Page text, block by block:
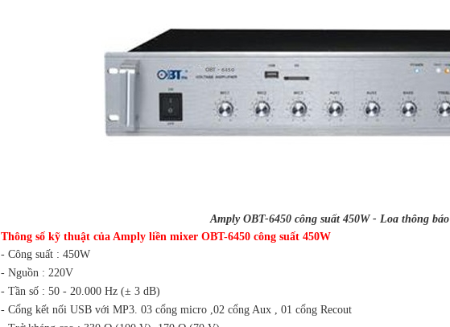
Amply OBT-6450 công suất 450W - Loa thông báo
Thông số kỹ thuật của Amply liền mixer OBT-6450 công suất 450W
- Công suất : 450W
- Nguồn : 220V
- Tần số : 50 - 20.000 Hz (± 3 dB)
- Cổng kết nối USB với MP3. 03 cổng micro ,02 cổng Aux , 01 cổng Recout